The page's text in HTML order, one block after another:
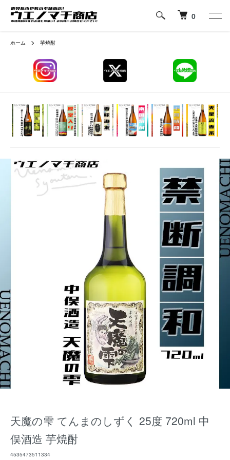
0
ホーム 芋焼酎
天魔の雫 てんまのしずく 25度 720ml 中
俣酒造 芋焼酎
4535473511334